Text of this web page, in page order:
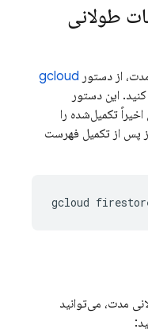
طولانی
از دستور gcloud
کنید. این دستور
تکمیل‌شده را
پس از تکمیل فهرست
مدت، می‌توانید